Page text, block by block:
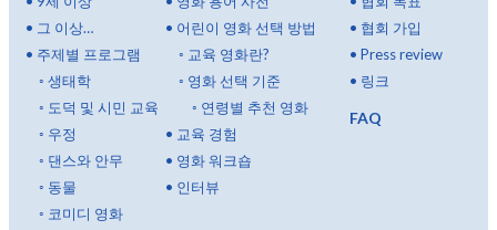
• 그 이상…
• 주제별 프로그램
◦ 생태학
◦ 도덕 및 시민 교육
◦ 우정
◦ 댄스와 안무
◦ 동물
◦ 코미디 영화
• 어린이 영화 선택 방법
◦ 교육 영화란?
◦ 영화 선택 기준
◦ 연령별 추천 영화
• 교육 경험
• 영화 워크숍
• 인터뷰
• 협회 가입
•Press review
• 링크
FAQ